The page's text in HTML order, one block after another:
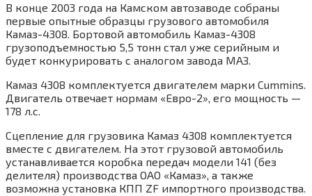
В конце 2003 года на Камском автозаводе собраны
первые опытные образцы грузового автомобиля
Камаз-4308. Бортовой автомобиль Камаз-4308
грузоподъемностью 5,5 тонн стал уже серийным и
будет конкурировать с аналогом завода МАЗ.
Камаз 4308 комплектуется двигателем марки Cummins.
Двигатель отвечает нормам «Евро-2», его мощность —
178 л.с.
Сцепление для грузовика Камаз 4308 комплектуется
вместе с двигателем. На этот грузовой автомобиль
устанавливается коробка передач модели 141 (без
делителя) производства ОАО «Камаз», а также
возможна установка КПП ZF импортного производства.